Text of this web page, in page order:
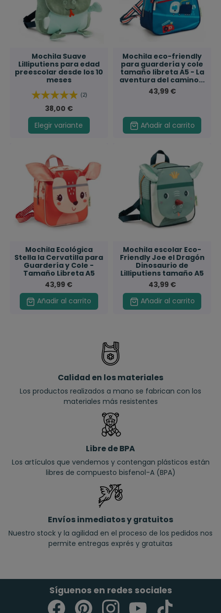
Mochila Suave
Lilliputiens para edad
preescolar desde los 10
meses
(2)
38,00 €
Elegir variante
Mochila eco-friendly
para guardería y cole
tamaño libreta A5 - La
aventura del camino...
43,99 €
Añadir al carrito
Mochila Ecológica
Stella la Cervatilla para
Guardería y Cole -
Tamaño Libreta A5
43,99 €
Añadir al carrito
Mochila escolar Eco-
Friendly Joe el Dragón
Dinosaurio de
Lilliputiens tamaño A5
43,99 €
Añadir al carrito
Calidad en los materiales
Los productos realizados a mano se fabrican con los
materiales más resistentes
Libre de BPA
Los artículos que vendemos y contengan plásticos están
libres de compuesto bisfenol-A (BPA)
Envíos inmediatos y gratuitos
Nuestro stock y la agilidad en el proceso de los pedidos nos
permite entregas exprés y gratuitas
Síguenos en redes sociales